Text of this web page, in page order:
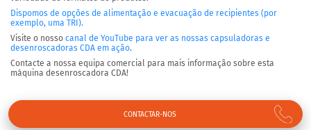
Dispomos de opções de alimentação e evacuação de recipientes (por
exemplo, uma TRI).
Visite o nosso canal de YouTube para ver as nossas capsuladoras e
desenroscadoras CDA em ação.
Contacte a nossa equipa comercial para mais informação sobre esta
máquina desenroscadora CDA!
CONTACTAR-NOS